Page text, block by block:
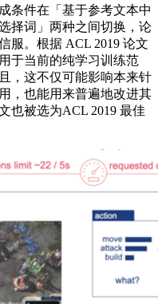
件在「基于参考文本中
择词」两种之间切换，论
服。根据 ACL 2019 论文
于当前的纯学习训练范
，这不仅可能影响本来针
，也能用来普遍地改进其
也被选为ACL 2019 最佳